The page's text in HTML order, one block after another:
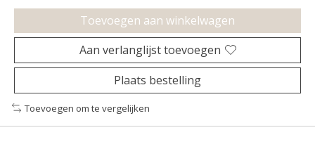
Toevoegen aan winkelwagen
Aan verlanglijst toevoegen
Plaats bestelling
Toevoegen om te vergelijken